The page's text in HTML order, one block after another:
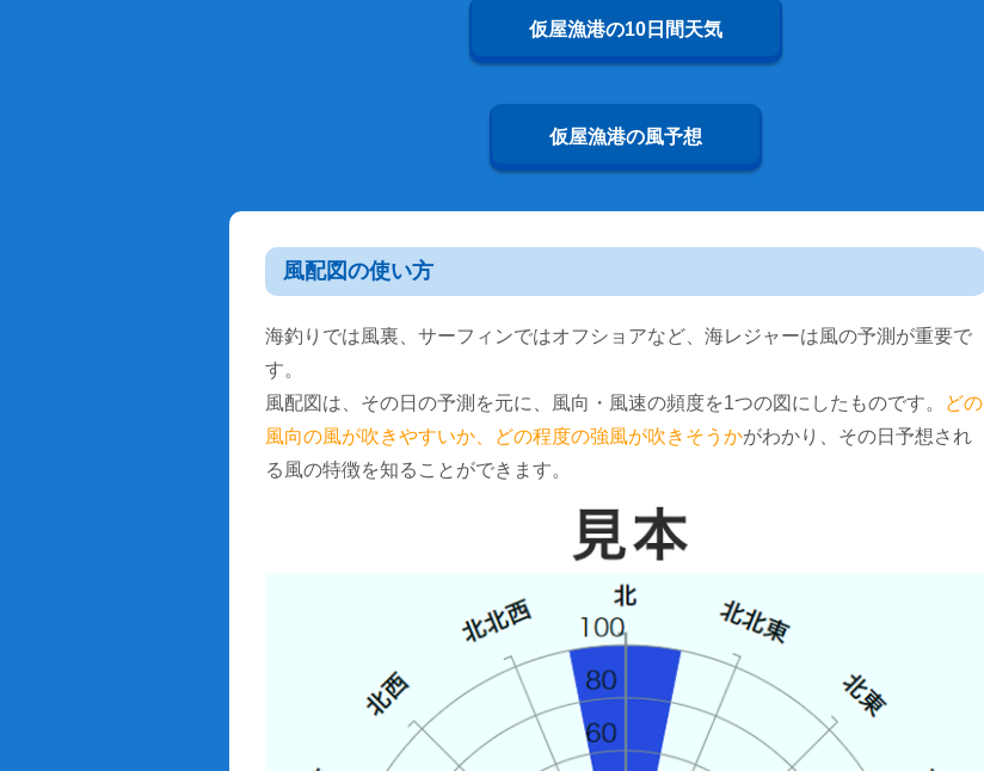
仮屋漁港の10日間天気
仮屋漁港の風予想
風配図の使い方
海釣りでは風裏、サーフィンではオフショアなど、海レジャーは風の予測が重要で
す。
風配図は、その日の予測を元に、風向・風速の頻度を1つの図にしたものです。
どの
風向の風が吹きやすいか、どの程度の強風が吹きそうかがわかり、その日予想され
る風の特徴を知ることができます。